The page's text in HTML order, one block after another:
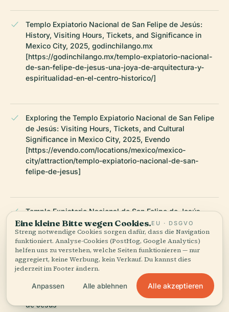
Templo Expiatorio Nacional de San Felipe de Jesús:
History, Visiting Hours, Tickets, and Significance in
Mexico City, 2025, godinchilango.mx
[https://godinchilango.mx/templo-expiatorio-nacional-
de-san-felipe-de-jesus-una-joya-de-arquitectura-y-
espiritualidad-en-el-centro-historico/]
Exploring the Templo Expiatorio Nacional de San Felipe
de Jesús: Visiting Hours, Tickets, and Cultural
Significance in Mexico City, 2025, Evendo
[https://evendo.com/locations/mexico/mexico-
city/attraction/templo-expiatorio-nacional-de-san-
felipe-de-jesus]
Templo Expiatorio Nacional de San Felipe de Jesús
Visiting Hours, Tickets, and Visitor Guide, 2025,
MexicoCity.cdmx.gob.mx
[https://mexicocity.cdmx.gob.mx/venues/san-felipe-de-
jesus/]
Wikipedia — Templo Expiatorio Nacional de San Felipe
de Jesús
Eine kleine Bitte wegen Cookies.EU · DSGVO
Streng notwendige Cookies sorgen dafür, dass die Navigation
funktioniert. Analyse-Cookies (PostHog, Google Analytics)
helfen uns zu verstehen, welche Seiten funktionieren — nur
aggregiert, keine Werbung, kein Verkauf. Du kannst dies
jederzeit im Footer ändern.
Anpassen Alle ablehnen Alle akzeptieren